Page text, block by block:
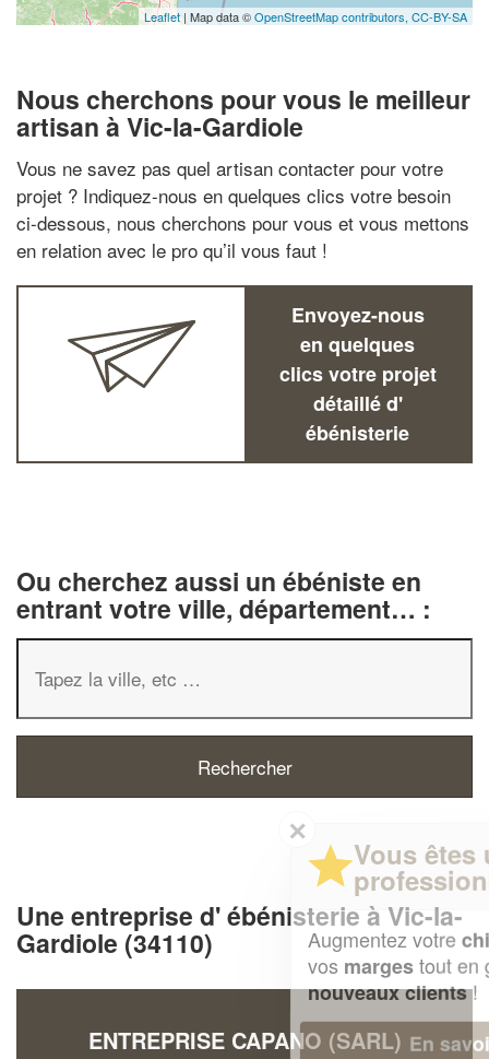
Leaflet| Map data ©OpenStreetMap contributors, CC-BY-SA
Nous cherchons pour vous le meilleur
artisan à Vic-la-Gardiole
Vous ne savez pas quel artisan contacter pour votre
projet ? Indiquez-nous en quelques clics votre besoin
ci-dessous, nous cherchons pour vous et vous mettons
en relation avec le pro qu’il vous faut !
Envoyez-nous
en quelques
clics votre projet
détaillé d'
ébénisterie
Ou cherchez aussi un ébéniste en
entrant votre ville, département… :
Une entreprise d' ébénisterie à Vic-la-
Gardiole (34110)
ENTREPRISE CAPANO (SARL)
Vous êtes un
professionnel ?
Augmentez votre chiffre d'affaireset
marges
tout en gagnant de
nouveaux clients!
En savoir plus